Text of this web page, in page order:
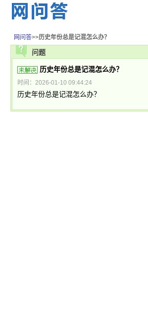
网问答>>历史年份总是记混怎么办？
问题
历史年份总是记混怎么办？
时间：2026-01-10 09:44:24
历史年份总是记混怎么办？